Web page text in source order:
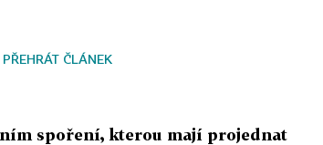
PŘEHRÁT ČLÁNEK
spoření, kterou mají projednat